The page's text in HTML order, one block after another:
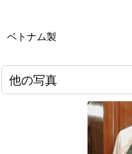
ベトナム製
他の写真